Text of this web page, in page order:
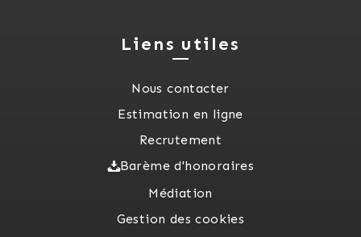
Liens utiles
Nous contacter
Estimation en ligne
Recrutement
Barème d'honoraires
Médiation
Gestion des cookies